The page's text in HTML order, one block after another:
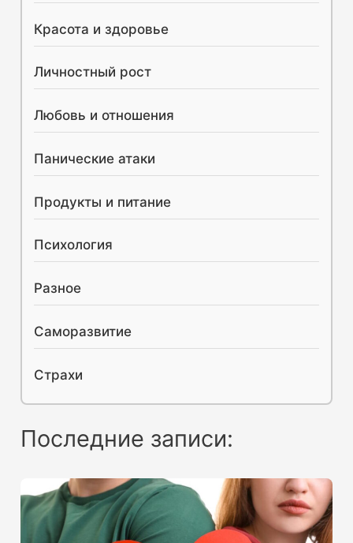
Красота и здоровье
Личностный рост
Любовь и отношения
Панические атаки
Продукты и питание
Психология
Разное
Саморазвитие
Страхи
Последние записи: